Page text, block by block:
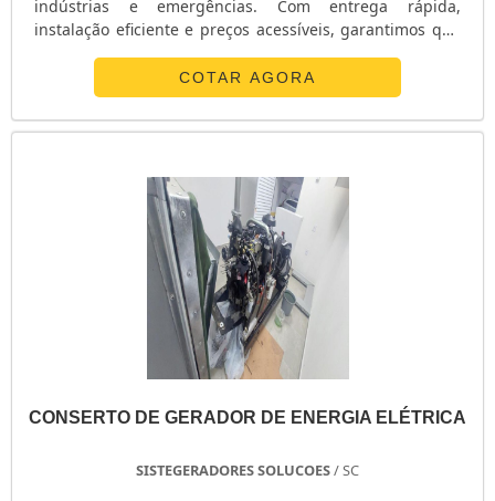
indústrias e emergências. Com entrega rápida,
instalação eficiente e preços acessíveis, garantimos que
gerador com a gente!COTAR AGORA
CONSERTO DE GERADOR DE ENERGIA ELÉTRICA
SISTEGERADORES SOLUCOES/ SC